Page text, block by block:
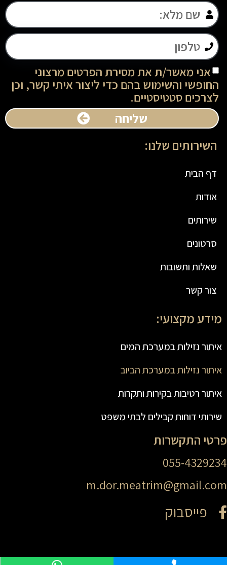
אני מאשר/ת את מסירת הפרטים מרצוני
החופשי והשימוש בהם כדי ליצור איתי קשר, וכן
לצרכים סטטיסטיים.
שליחה
השירותים שלנו:
דף הבית
אודות
שירותים
סרטונים
שאלות ותשובות
צור קשר
מידע מקצועי:
איתור נזילות במערכת המים
איתור נזילות במערכת הביוב
איתור רטיבות בקירות ותקרות
שירותי דוחות קבילים לבתי משפט
פרטי התקשרות
055-4329234
m.dor.meatrim@gmail.com
פייסבוק